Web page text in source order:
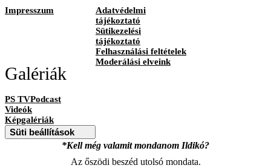
Impresszum
Adatvédelmi
tájékoztató
Sütikezelési
tájékoztató
Felhasználási feltételek
Moderálási elveink
Galériák
PS TVPodcast
Videók
Képgalériák
Süti beállítások
*Kell még valamit mondanom Ildikó?
Az őszödi beszéd utolsó mondata.